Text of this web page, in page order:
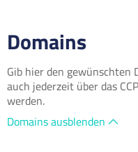
Domains
Gib hier den gewünschten
auch jederzeit über das
werden.
Domains ausblenden